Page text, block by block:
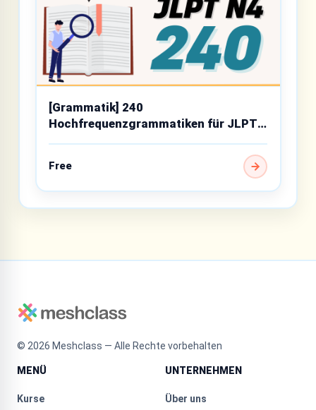
[Grammatik] 240
Hochfrequenzgrammatiken für JLPT
N4
Free
© 2026 Meshclass — Alle Rechte vorbehalten
MENÜ
Kurse
UNTERNEHMEN
Über uns